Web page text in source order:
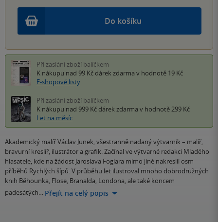
Do košíku
Při zaslání zboží balíčkem
K nákupu nad 99 Kč dárek zdarma v hodnotě 19 Kč
E-shopové listy
Při zaslání zboží balíčkem
K nákupu nad 999 Kč dárek zdarma v hodnotě 299 Kč
Let na měsíc
Akademický malíř Václav Junek, všestranně nadaný výtvarník – malíř,
bravurní kreslíř, ilustrátor a grafik. Začínal ve výtvarné redakci Mladého
hlasatele, kde na žádost Jaroslava Foglara mimo jiné nakreslil osm
příběhů Rychlých šípů. V průběhu let ilustroval mnoho dobrodružných
knih Běhounka, Flose, Branalda, Londona, ale také koncem
padesátých… Přejít na celý popis